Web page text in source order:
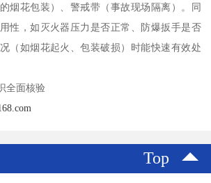
烟花包装）、警戒带（事故现场隔离）。同
性，如灭火器压力是否正常、防爆扳手是否
（如烟花起火、包装破损）时能快速有效处
全面核验​
Top